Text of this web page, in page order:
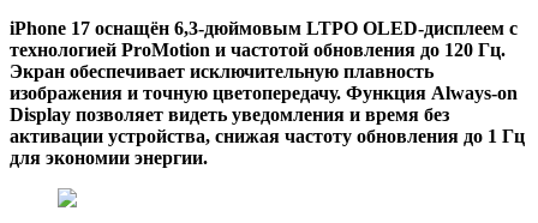
iPhone 17 оснащён 6,3-дюймовым LTPO OLED-дисплеем с
технологией ProMotion и частотой обновления до 120 Гц.
Экран обеспечивает исключительную плавность
изображения и точную цветопередачу. Функция Always-on
Display позволяет видеть уведомления и время без
активации устройства, снижая частоту обновления до 1 Гц
для экономии энергии.